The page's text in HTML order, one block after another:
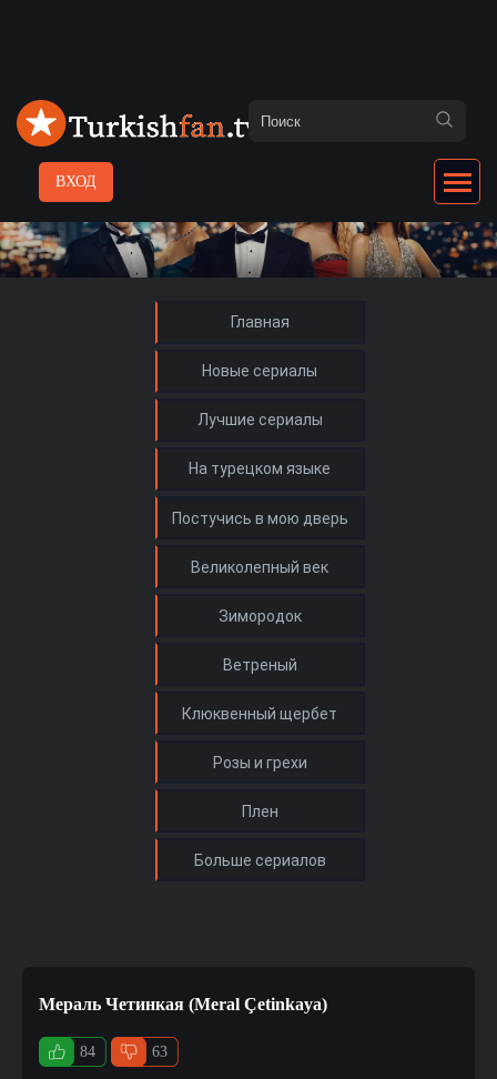
ВХОД
Главная
Новые сериалы
Лучшие сериалы
На турецком языке
Мераль Четинкая (Meral Çetinkaya)
84 63